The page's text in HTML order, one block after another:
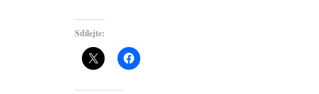
Sdílejte: